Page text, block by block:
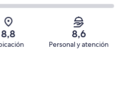
8,8 8,6
Personal y atención